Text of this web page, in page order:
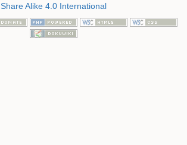
Share Alike 4.0 International